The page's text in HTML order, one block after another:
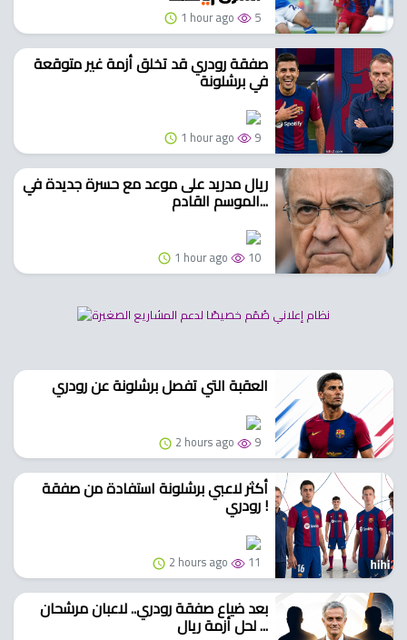
1 hour ago 5
صفقة رودري قد تخلق أزمة غير متوقعة
في برشلونة
1 hour ago 9
ريال مدريد على موعد مع حسرة جديدة في
الموسم القادم...
1 hour ago 10
العقبة التي تفصل برشلونة عن رودري
2 hours ago 9
أكثر لاعبي برشلونة استفادة من صفقة
رودري !
2 hours ago 11
بعد ضياع صفقة رودري.. لاعبان مرشحان
لحل أزمة ريال ...